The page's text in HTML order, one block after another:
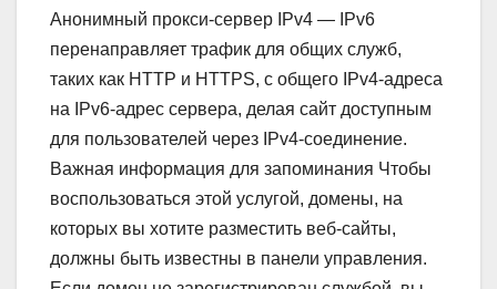
Анонимный прокси-сервер IPv4 — IPv6
перенаправляет трафик для общих служб,
таких как HTTP и HTTPS, с общего IPv4-адреса
на IPv6-адрес сервера, делая сайт доступным
для пользователей через IPv4-соединение.
Важная информация для запоминания Чтобы
воспользоваться этой услугой, домены, на
которых вы хотите разместить веб-сайты,
должны быть известны в панели управления.